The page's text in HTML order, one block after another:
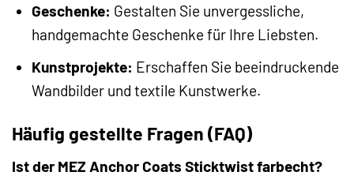
Geschenke: Gestalten Sie unvergessliche,
handgemachte Geschenke für Ihre Liebsten.
Kunstprojekte: Erschaffen Sie beeindruckende
Wandbilder und textile Kunstwerke.
Häufig gestellte Fragen (FAQ)
Ist der MEZ Anchor Coats Sticktwist farbecht?